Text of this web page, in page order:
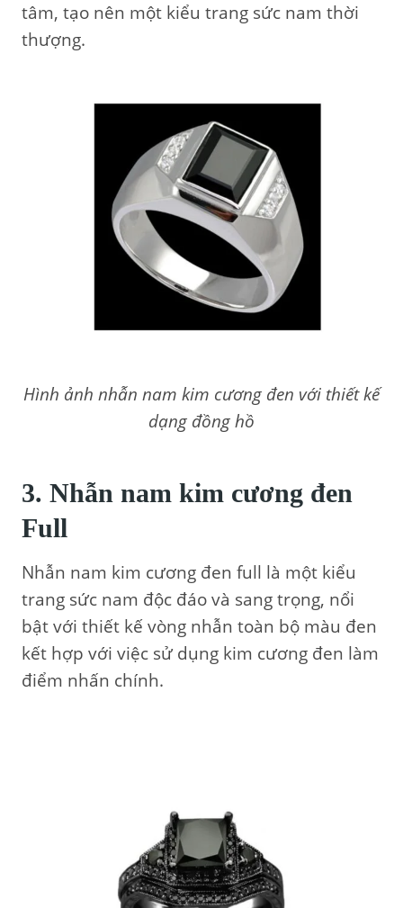
tâm, tạo nên một kiểu trang sức nam thời
thượng.
Hình ảnh nhẫn nam kim cương đen với thiết kế
dạng đồng hồ
3. Nhẫn nam kim cương đen
Full
Nhẫn nam kim cương đen full là một kiểu
trang sức nam độc đáo và sang trọng, nổi
bật với thiết kế vòng nhẫn toàn bộ màu đen
kết hợp với việc sử dụng kim cương đen làm
điểm nhấn chính.